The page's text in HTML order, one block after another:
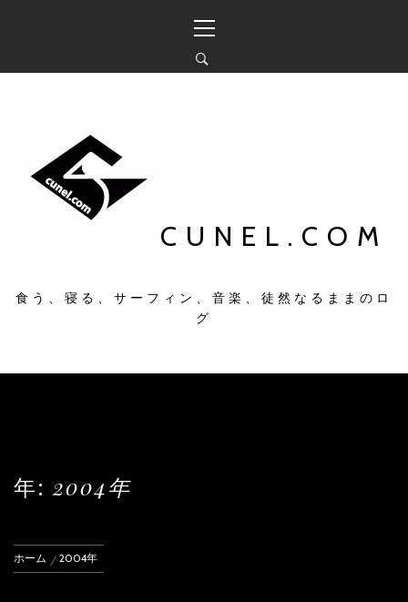
ン
イ
ン
メ
CUNEL.COM
食う、寝る、サーフィン、音楽、徒然なるままのロ
グ
年: 2004年
ホーム 2004年